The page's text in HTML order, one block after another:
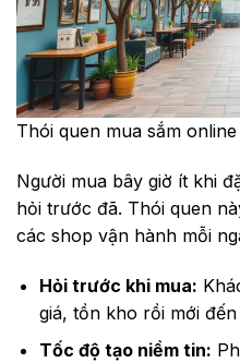
Thói quen mua sắm
Người mua bây giờ ít khi
hỏi trước đã. Thói quen
các shop vận hành mỗi
Hỏi trước khi mua:
giá, tồn kho rồi mới
Tốc độ tạo niềm tin: